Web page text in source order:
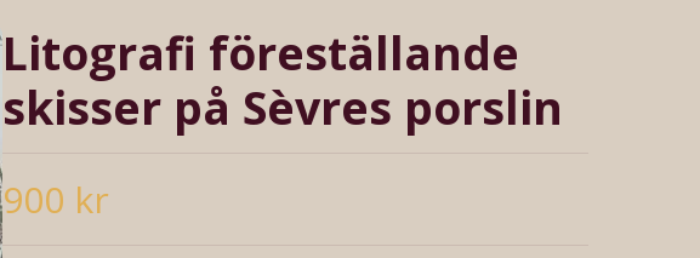
Litografi föreställande
skisser på Sèvres porslin
900 kr